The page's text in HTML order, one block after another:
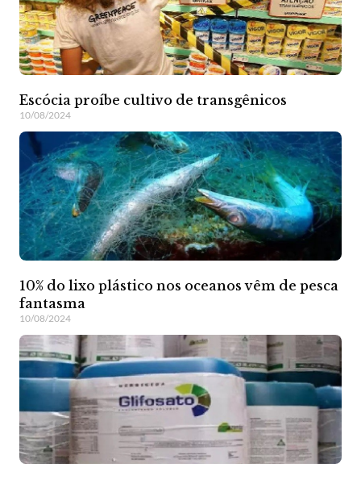
Escócia proíbe cultivo de transgênicos
10/08/2024
10% do lixo plástico nos oceanos vêm de pesca
fantasma
10/08/2024